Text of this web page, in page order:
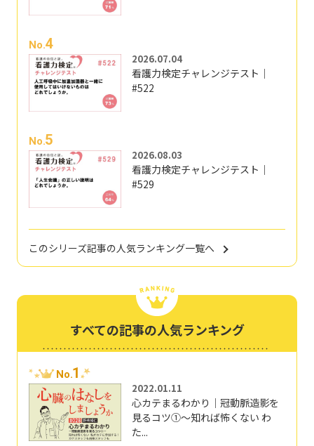
No.4
2026.07.04
看護力検定チャレンジテスト｜
#522
No.5
2026.08.03
看護力検定チャレンジテスト｜
#529
このシリーズ記事の人気ランキング一覧へ
すべての記事の人気ランキング
No.1
2022.01.11
心カテまるわかり｜冠動脈造影を
見るコツ①～知れば怖くない わ
た...